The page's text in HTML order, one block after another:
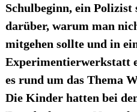
Schulbeginn, ein
darüber, warum man
mitgehen sollte und in
Experimentierwerkstatt
es rund um das Thema
Die Kinder hatten bei